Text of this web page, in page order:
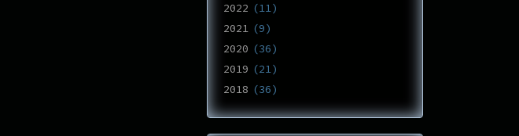
2022
11
2021
9
2020
36
2019
21
2018
36